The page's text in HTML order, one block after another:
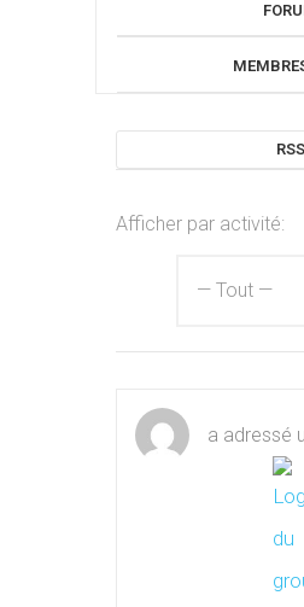
RSS
Afficher par activité:
a adressé